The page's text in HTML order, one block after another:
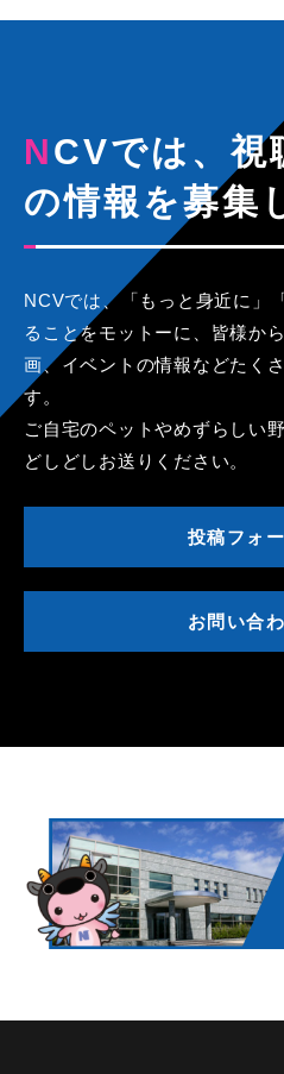
NCVでは、視聴者さまから
の情報を募集
NCVでは、「もっと身近に」
ることをモットーに、皆様か
画、イベントの情報などたく
す。
ご自宅のペットやめずらしい
どしどしお送りください。
投稿フォ
お問い合